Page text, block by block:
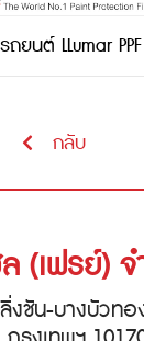
นต์ LLumar
กลับ
(เฟรย์)
ชัน-บางบัวทอ